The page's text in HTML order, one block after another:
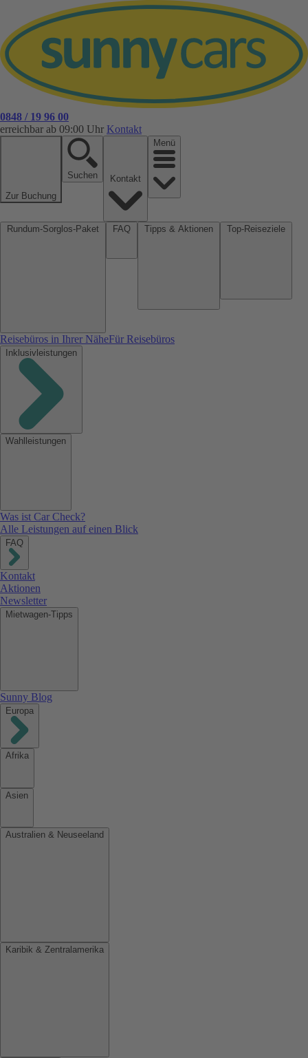
0848 / 19 96 00
erreichbar ab 09:00 Uhr Kontakt
Zur Buchung
Suchen
Menü
Reisebüros in Ihrer NäheFür Reisebüros
Inklusivleistungen
Wahlleistungen
Was ist Car Check?
Alle Leistungen auf einen Blick
FAQ
Kontakt
Aktionen
Newsletter
Mietwagen-Tipps
Sunny Blog
Europa
Afrika
Asien
Australien & Neuseeland
Karibik & Zentralamerika